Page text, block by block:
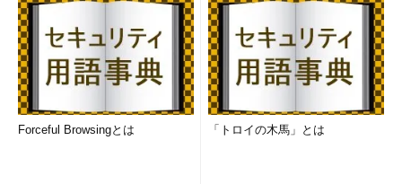
Forceful Browsingとは 「トロイの木馬」とは